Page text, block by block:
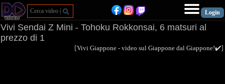
Vivi Sendai Z Mini - Tohoku Rokkonsai, 6 matsuri al
prezzo di 1
[Vivi Giappone - video sul Giappone dal Giappone!✔️]